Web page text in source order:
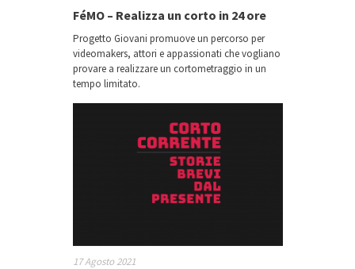
FéMO – Realizza un corto in 24 ore
Progetto Giovani promuove un percorso per
videomakers, attori e appassionati che vogliano
provare a realizzare un cortometraggio in un
tempo limitato.
17 Agosto 2021